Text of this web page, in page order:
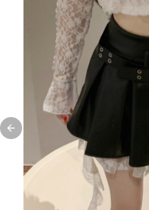
Previous slide